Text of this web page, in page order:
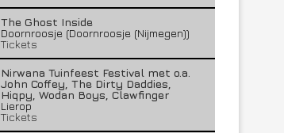
The Ghost Inside
Doornroosje (Doornroosje (Nijmegen))
Tickets
Nirwana Tuinfeest Festival met o.a.
John Coffey, The Dirty Daddies,
Hiqpy, Wodan Boys, Clawfinger
Lierop
Tickets